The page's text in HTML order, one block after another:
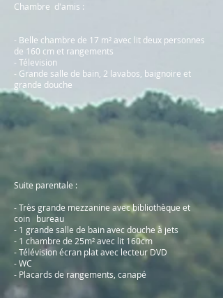
Chambre d'amis :
- Belle chambre de 17 m² avec lit deux personnes
de 160 cm et rangements
- Télevision
- Grande salle de bain, 2 lavabos, baignoire et
grande douche
Suite parentale :
- Très grande mezzanine avec bibliothèque et
coin bureau
- 1 grande salle de bain avec douche à jets
- 1 chambre de 25m² avec lit 160cm
- Télévision écran plat avec lecteur DVD
- WC
- Placards de rangements, canapé